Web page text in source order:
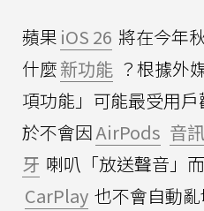
蘋果 iOS 26 將在今年
什麼新功能 ？根據外
項功能」可能最受用
於不會因AirPods 音訊
牙 喇叭「放送聲音」
CarPlay 也不會自動